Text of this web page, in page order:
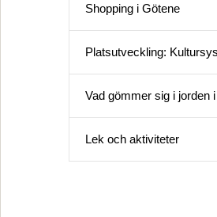
Shopping i Götene
Platsutveckling:
Vad gömmer sig i jorden
Lek och aktiviteter